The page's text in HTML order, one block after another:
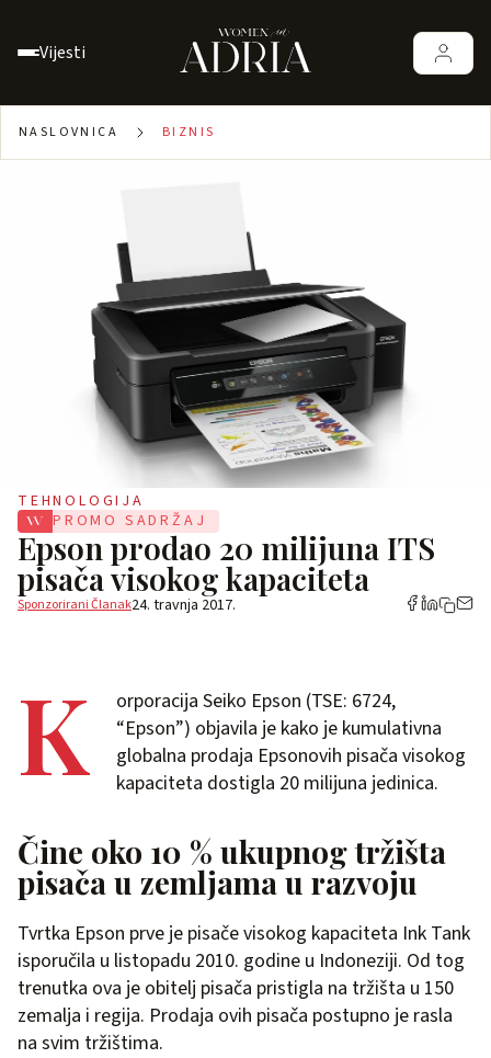
Vijesti
NASLOVNICA BIZNIS
TEHNOLOGIJA
PROMO SADRŽAJ
Epson prodao 20 milijuna ITS
pisača visokog kapaciteta
Sponzorirani Članak24. travnja 2017.
K
orporacija Seiko Epson (TSE: 6724,
“Epson”) objavila je kako je kumulativna
globalna prodaja Epsonovih pisača visokog
kapaciteta dostigla 20 milijuna jedinica.
Čine oko 10 % ukupnog tržišta
pisača u zemljama u razvoju
Tvrtka Epson prve je pisače visokog kapaciteta Ink Tank
isporučila u listopadu 2010. godine u Indoneziji. Od tog
trenutka ova je obitelj pisača pristigla na tržišta u 150
zemalja i regija. Prodaja ovih pisača postupno je rasla
na svim tržištima.